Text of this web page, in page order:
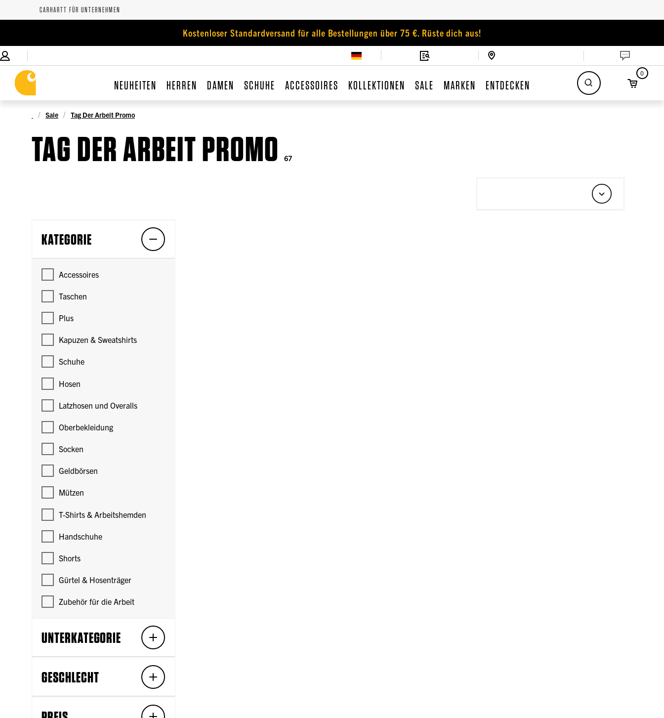
CARHARTT FÜR UNTERNEHMEN
Kostenloser Standardversand für alle Bestellungen über 75 €. Rüste dich aus!
NEUHEITEN HERREN DAMEN SCHUHE ACCESSOIRES KOLLEKTIONEN SALE MARKEN ENTDECKEN
0
Sale Tag Der Arbeit Promo
TAG DER ARBEIT PROMO 67
KATEGORIE
Accessoires
Taschen
Plus
Kapuzen & Sweatshirts
Schuhe
Hosen
Latzhosen und Overalls
Oberbekleidung
Socken
Geldbörsen
Mützen
T-Shirts & Arbeitshemden
Handschuhe
Shorts
Gürtel & Hosenträger
Zubehör für die Arbeit
UNTERKATEGORIE
GESCHLECHT